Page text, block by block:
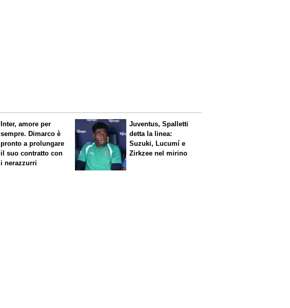
Inter, amore per
sempre. Dimarco è
pronto a prolungare
il suo contratto con
i nerazzurri
Juventus, Spalletti
detta la linea:
Suzuki, Lucumí e
Zirkzee nel mirino